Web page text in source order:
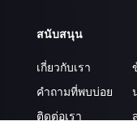
สนับสนุน
เกี่ยวกับเรา
คำถามที่พบบ่อย
ติดต่อเรา